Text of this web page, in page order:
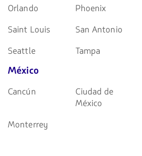
Orlando
Phoenix
Saint Louis
San Antonio
Seattle
Tampa
México
Cancún
Ciudad de
México
Monterrey